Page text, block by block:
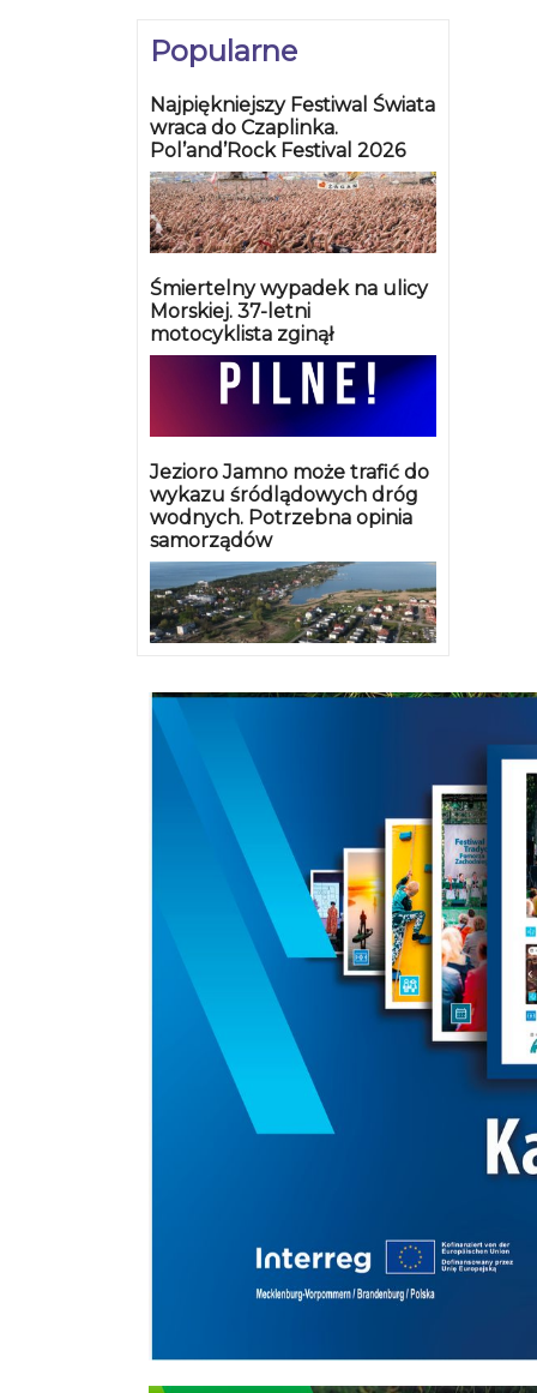
Popularne
Najpiękniejszy Festiwal Świata
wraca do Czaplinka.
Pol’and’Rock Festival 2026
Śmiertelny wypadek na ulicy
Morskiej. 37-letni
motocyklista zginął
Jezioro Jamno może trafić do
wykazu śródlądowych dróg
wodnych. Potrzebna opinia
samorządów